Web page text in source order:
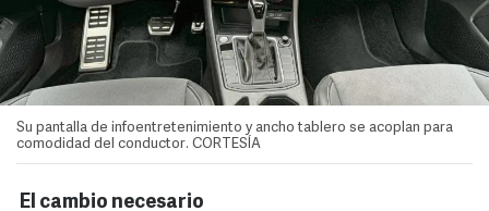
Su pantalla de infoentretenimiento y ancho tablero se acoplan para
comodidad del conductor. CORTESÍA
El cambio necesario